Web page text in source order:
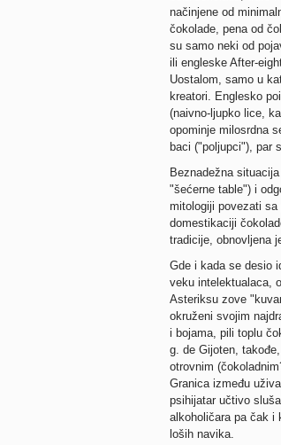
načinjene od
čokolade, pena od
su samo neki od
ili engleske After-
Uostalom, samo u
kreatori. Englesko
(naivno-ljupko lice,
opominje milosrdna
baci ("poljupci"), par
Beznadežna
"šećerne table") i
mitologiji povezati
domestikaciji
tradicije, obnovljena
Gde i kada se desio
veku intelektualaca,
Asteriksu zove
okruženi svojim
i bojama, pili toplu
g. de Gijoten,
otrovnim
Granica između
psihijatar učtivo
alkoholičara pa čak i
loših navika.